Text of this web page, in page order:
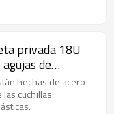
privada 18U
de
para Acedemy
hechas de acero
cuchillas